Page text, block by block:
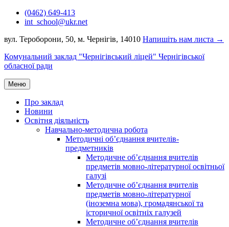
Перейти(0462) 649-413
int_school@ukr.net
вул. Тероборони, 50, м. Чернігів, 14010 Напишіть нам листа →
Комунальний заклад "Чернігівський ліцей" Чернігівської
обласної ради
Меню
Про заклад
Новини
Освітня діяльність
Навчально-методична робота
Методичні об’єднання вчителів-
предметників
Методичне об’єднання вчителів
предметів мовно-літературної освітньої
галузі
Методичне об’єднання вчителів
предметів мовно-літературної
(іноземна мова), громадянської та
історичної освітніх галузей
Методичне об’єднання вчителів